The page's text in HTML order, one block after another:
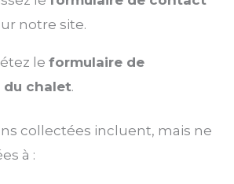
notre site.
leformulaire de
du chalet.
collectées incluent, mais ne
à :